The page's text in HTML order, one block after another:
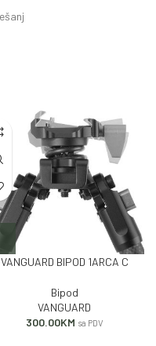
VANGUARD BIPOD 1ARCA C
Bipod
VANGUARD
300.00KM sa PDV